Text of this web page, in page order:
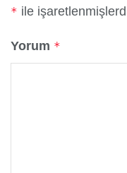
* ile
Yorum *